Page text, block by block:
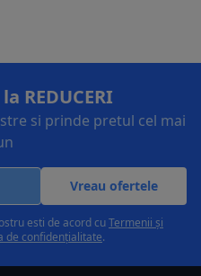
REDUCERI
si prinde pretul cel mai
Vreau ofertele
esti de acord cuTermenii și
de confidențialitate.